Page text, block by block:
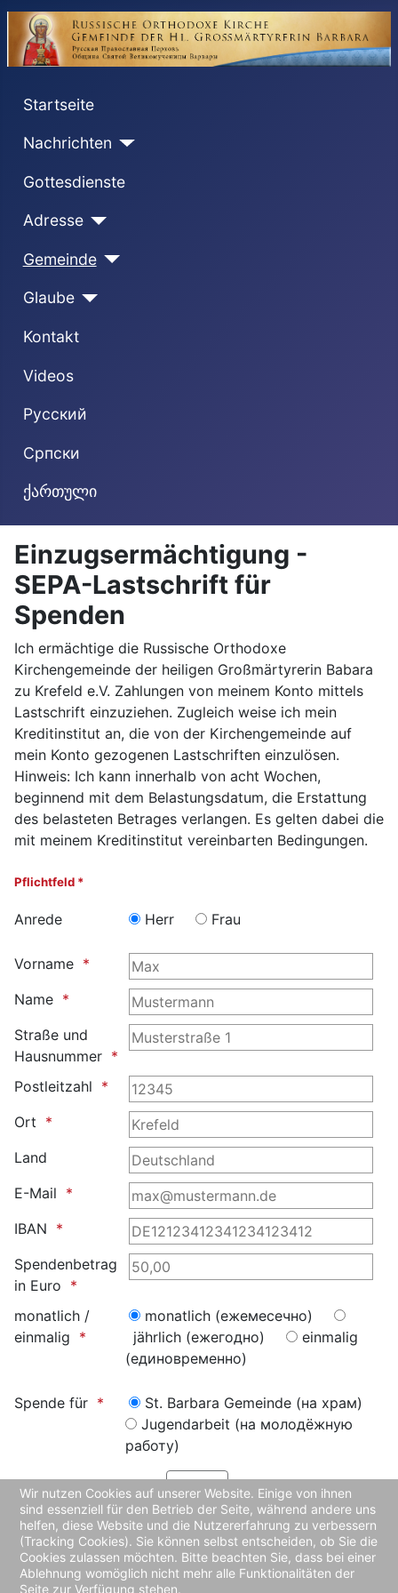
Startseite
Nachrichten
Gottesdienste
Adresse
Gemeinde
Glaube
Kontakt
Videos
Русский
Cрпски
ქართული
Einzugsermächtigung -
SEPA-Lastschrift für
Spenden
Ich ermächtige die Russische Orthodoxe
Kirchengemeinde der heiligen Großmärtyrerin Babara
zu Krefeld e.V. Zahlungen von meinem Konto mittels
Lastschrift einzuziehen. Zugleich weise ich mein
Kreditinstitut an, die von der Kirchengemeinde auf
mein Konto gezogenen Lastschriften einzulösen.
Hinweis: Ich kann innerhalb von acht Wochen,
beginnend mit dem Belastungsdatum, die Erstattung
des belasteten Betrages verlangen. Es gelten dabei die
mit meinem Kreditinstitut vereinbarten Bedingungen.
Pflichtfeld *
Anrede Herr Frau
Vorname
Name
Straße und
Hausnummer
Postleitzahl
Ort
Land
E-Mail
IBAN
Spendenbetrag
in Euro
monatlich /
einmalig
monatlich (ежемесечно)
jährlich (ежегодно)
einmalig
(единовременно)
Spende für
St. Barbara Gemeinde (на храм)
Jugendarbeit (на молодёжную
работу)
Wir nutzen Cookies auf unserer Website. Einige von ihnen
sind essenziell für den Betrieb der Seite, während andere uns
helfen, diese Website und die Nutzererfahrung zu verbessern
(Tracking Cookies). Sie können selbst entscheiden, ob Sie die
Cookies zulassen möchten. Bitte beachten Sie, dass bei einer
Ablehnung womöglich nicht mehr alle Funktionalitäten der
Seite zur Verfügung stehen.